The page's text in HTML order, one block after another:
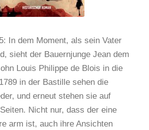
In dem Moment, als sein Vater
sieht der Bauernjunge Jean dem
Louis Philippe de Blois in die
in der Bastille sehen die
und erneut stehen sie auf
Nicht nur, dass der eine
arm ist, auch ihre Ansichten